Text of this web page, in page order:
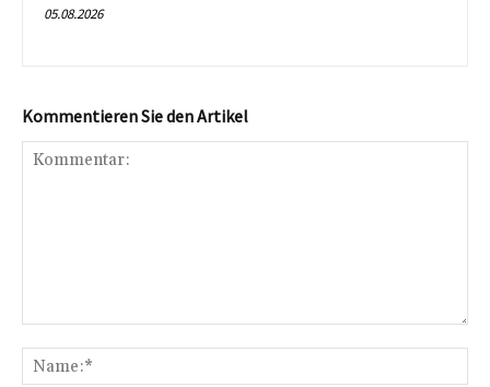
05.08.2026
Kommentieren Sie den Artikel